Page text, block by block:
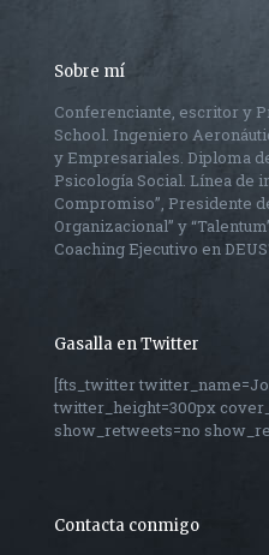
Sobre mí
Conferenciante, escritor y
School. Ingeniero
y Empresariales. Diploma
Psicología Social. Línea de
Compromiso”, Presidente
Organizacional” y
Coaching Ejecutivo en
Gasalla en Twitter
[fts_twitter
twitter_height=300px
show_retweets=no
Contacta conmigo